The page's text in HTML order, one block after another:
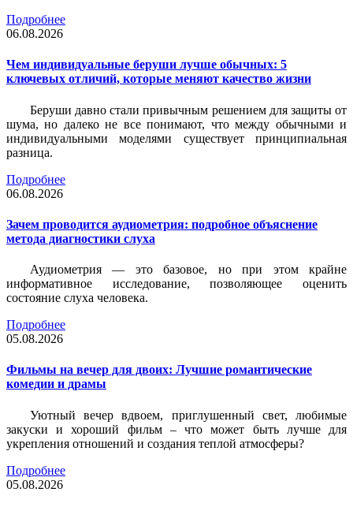
Подробнее
06.08.2026
Чем индивидуальные беруши лучше обычных: 5
ключевых отличий, которые меняют качество жизни
Беруши давно стали привычным решением для защиты от
шума, но далеко не все понимают, что между обычными и
индивидуальными моделями существует принципиальная
разница.
Подробнее
06.08.2026
Зачем проводится аудиометрия: подробное объяснение
метода диагностики слуха
Аудиометрия — это базовое, но при этом крайне
информативное исследование, позволяющее оценить
состояние слуха человека.
Подробнее
05.08.2026
Фильмы на вечер для двоих: Лучшие романтические
комедии и драмы
Уютный вечер вдвоем, приглушенный свет, любимые
закуски и хороший фильм – что может быть лучше для
укрепления отношений и создания теплой атмосферы?
Подробнее
05.08.2026